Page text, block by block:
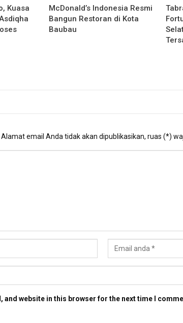
Kuasa
McDonald’s Indonesia Resmi
Bangun Restoran di Kota
Baubau
Alamat email Anda tidak akan dipublikasikan, ruas (*)
and website in this browser for the next time I